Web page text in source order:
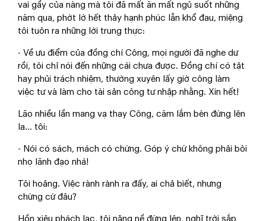
vai gầy của nàng mà tôi đã mất ăn mất ngủ suốt những
năm qua, phớt lờ hết thảy hạnh phúc lẫn khổ đau, miệng
tôi tuôn ra những lời trung thực:
- Về ưu điểm của đồng chí Công, mọi người đã nghe dư
rồi, tôi chỉ nói đến những cái chưa được. Đồng chí có tật
hay phủi trách nhiệm, thường xuyên lấy giờ công làm
việc tư và làm cho tài sản công tư nhập nhằng. Xin hết!
Lão nhiều lần mang vạ thay Công, căm lắm bèn đứng lên
la… tôi:
- Nói có sách, mách có chứng. Góp ý chứ không phải bôi
nhọ lãnh đạo nhá!
Tôi hoảng. Việc rành rành ra đấy, ai chả biết, nhưng
chứng cứ đâu?
Hồn xiêu phách lạc, tôi nặng nề đứng lên, nghĩ trời sắp